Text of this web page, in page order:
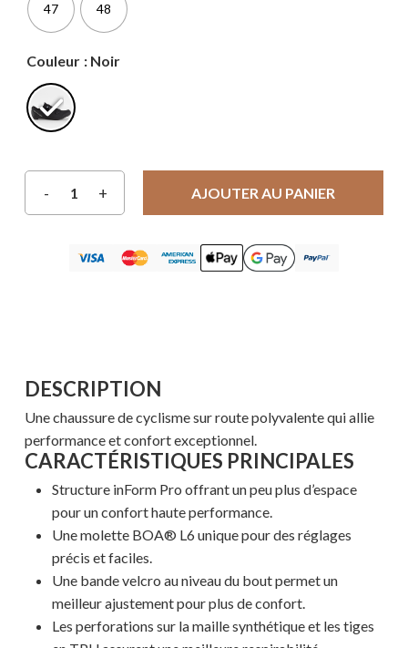
47 48
Couleur : Noir
AJOUTER AU PANIER
DESCRIPTION
Une chaussure de cyclisme sur route polyvalente qui allie
performance et confort exceptionnel.
CARACTÉRISTIQUES PRINCIPALES
Structure inForm Pro offrant un peu plus d’espace
pour un confort haute performance.
Une molette BOA® L6 unique pour des réglages
précis et faciles.
Une bande velcro au niveau du bout permet un
meilleur ajustement pour plus de confort.
Les perforations sur la maille synthétique et les tiges